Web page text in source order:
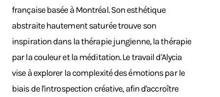
française basée à Montréal. Son esthétique
abstraite hautement saturée trouve son
inspiration dans la thérapie jungienne, la thérapie
par la couleur et la méditation. Le travail d'Alycia
vise à explorer la complexité des émotions par le
biais de l'introspection créative, afin d'accroître